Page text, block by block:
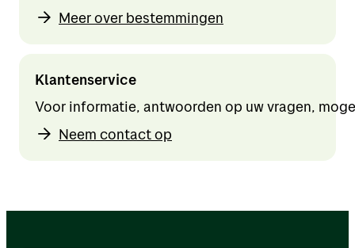
Meer over bestemmingen
Klantenservice
Voor informatie, antwoorden op uw vragen,
Neem contact op